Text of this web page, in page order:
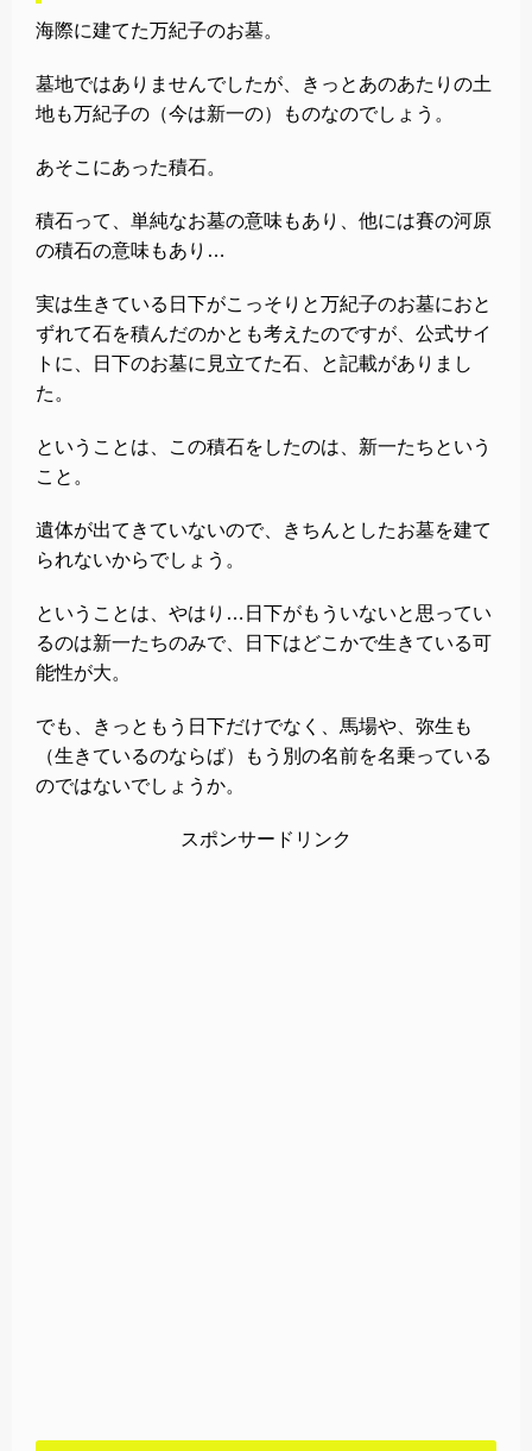
海際に建てた万紀子のお墓。
墓地ではありませんでしたが、きっとあのあたりの土
地も万紀子の（今は新一の）ものなのでしょう。
あそこにあった積石。
積石って、単純なお墓の意味もあり、他には賽の河原
の積石の意味もあり…
実は生きている日下がこっそりと万紀子のお墓におと
ずれて石を積んだのかとも考えたのですが、公式サイ
トに、日下のお墓に見立てた石、と記載がありまし
た。
ということは、この積石をしたのは、新一たちという
こと。
遺体が出てきていないので、きちんとしたお墓を建て
られないからでしょう。
ということは、やはり…日下がもういないと思ってい
るのは新一たちのみで、日下はどこかで生きている可
能性が大。
でも、きっともう日下だけでなく、馬場や、弥生も
（生きているのならば）もう別の名前を名乗っている
のではないでしょうか。
スポンサードリンク